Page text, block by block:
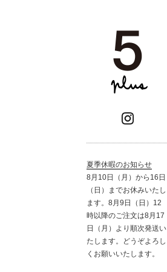
夏季休暇のお知らせ
8月10日（月）から16日
（日）までお休みいたし
ます。8月9日（日）12
時以降のご注文は8月17
日（月）より順次発送い
たします。どうぞよろし
くお願いいたします。